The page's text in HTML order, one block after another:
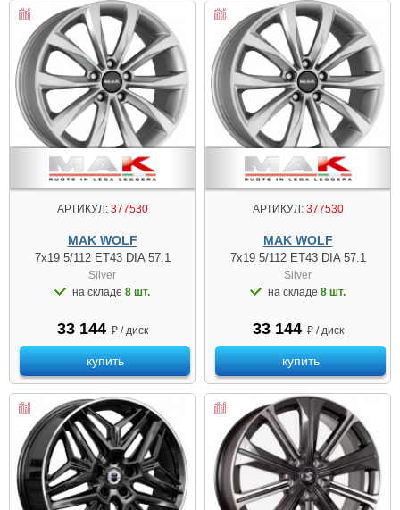
АРТИКУЛ:377530
MAK WOLF
7x19 5/112 ET43 DIA 57.1
Silver
на складе 8 шт.
33 144 ₽ / диск
купить
АРТИКУЛ:377530
MAK WOLF
7x19 5/112 ET43 DIA 57.1
Silver
на складе 8 шт.
33 144 ₽ / диск
купить